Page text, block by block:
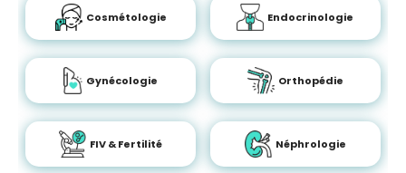
Cosmétologie Endocrinologie
Gynécologie Orthopédie
FIV & Fertilité Néphrologie